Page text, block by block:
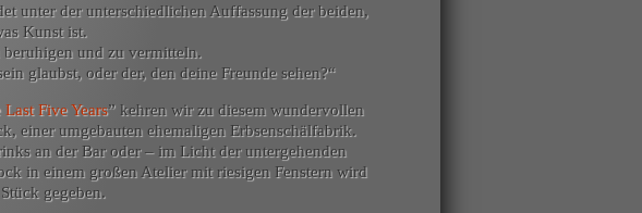
unter der unterschiedlichen Auffassung der beiden,
Kunst ist.
und zu vermitteln.
glaubst, oder der, den deine Freunde sehen?“
Last Five Years” kehren wir zu diesem wundervollen
einer umgebauten ehemaligen Erbsenschälfabrik.
an der Bar oder – im Licht der untergehenden
in einem großen Atelier mit riesigen Fenstern wird
gegeben.